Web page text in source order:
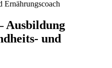
Ausbildung
und